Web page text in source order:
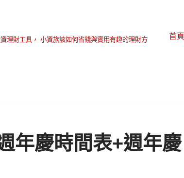
理財工具， 小資族該如何省錢與實用有趣的理財方 首頁
年慶時間表+週年慶